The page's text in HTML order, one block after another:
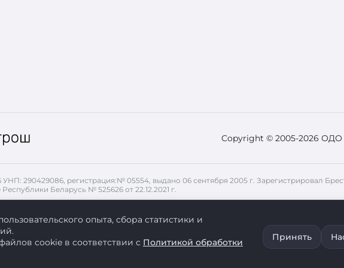
Copyright © 2005-2026
290429086, регистрация:№ 05554, выдано 06 сентября 2005 г. Зарегистрировал
Беларусь № 525626 от 22.12.2021 г.
опыта, сбора статистики и
cookie в соответствии с Политикой обработки
Принять